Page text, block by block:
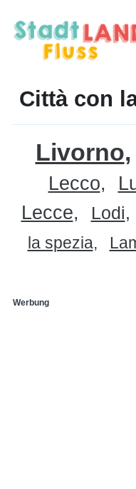
Città con
Livorno
Lecco
Lecce
Lodi
la spezia
Werbung